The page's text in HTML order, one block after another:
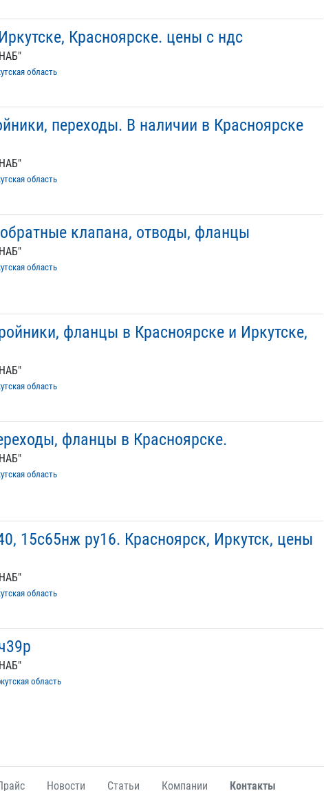
Красноярске. цены с ндс
область
переходы. В наличии в Красноярске
область
клапана, отводы, фланцы
область
фланцы в Красноярске и Иркутске,
область
фланцы в Красноярске.
область
15с65нж ру16. Красноярск, Иркутск, цены
область
область
Новости Статьи Компании Контакты